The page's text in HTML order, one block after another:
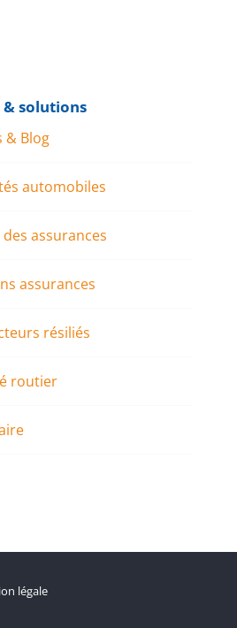
& solutions
& Blog
automobiles
assurances
assurances
résiliés
routier
légale